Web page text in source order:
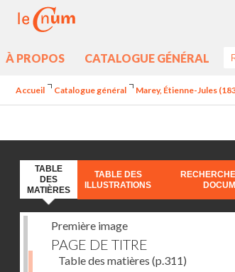
À PROPOS CATALOGUE GÉNÉRAL
Accueil Catalogue général Marey, Étienne-Jules
TABLE
DES
MATIÈRES
TABLE DES
ILLUSTRATIONS
Première image
PAGE DE TITRE
Table des matières (p.311)